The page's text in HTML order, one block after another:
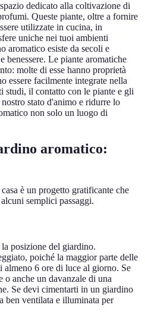
dedicato alla coltivazione di
Queste piante, oltre a fornire
utilizzate in cucina, in
uniche nei tuoi ambienti
aromatico esiste da secoli e
benessere. Le piante aromatiche
molte di esse hanno proprietà
essere facilmente integrate nella
studi, il contatto con le piante e gli
stato d'animo e ridurre lo
non solo un luogo di
aromatico:
è un progetto gratificante che
semplici passaggi.
posizione del giardino.
poiché la maggior parte delle
almeno 6 ore di luce al giorno. Se
o anche un davanzale di una
Se devi cimentarti in un giardino
ben ventilata e illuminata per